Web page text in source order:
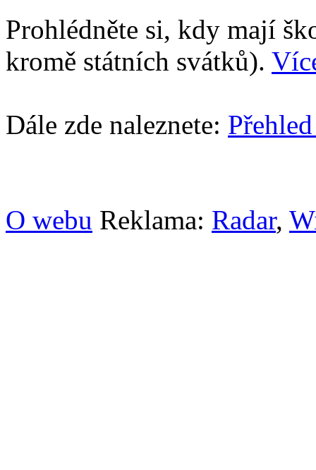
Prohlédněte si, kdy mají
kromě státních svátků).
Dále zde naleznete:
O webu Reklama: Radar,